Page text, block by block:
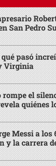
San Pedro
pasó
Virginia
rompe el
quiénes
Messi a
y la carrera